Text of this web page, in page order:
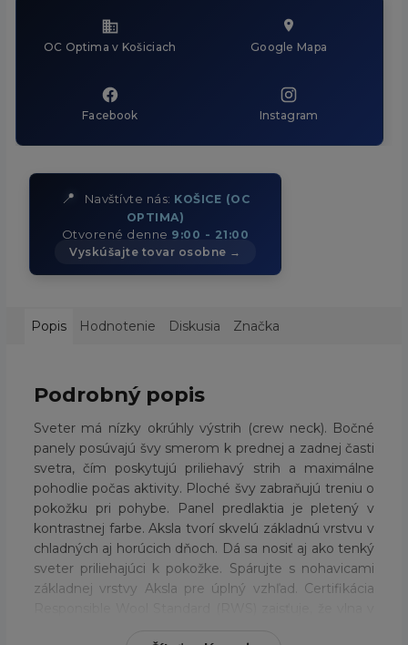
OC Optima v Košiciach Google Mapa
Facebook Instagram
📍 Navštívte nás: KOŠICE (OC
OPTIMA)
Otvorené denne 9:00 - 21:00
Vyskúšajte tovar osobne →
Popis Hodnotenie Diskusia Značka
Podrobný popis
Sveter má nízky okrúhly výstrih (crew neck). Bočné
panely posúvajú švy smerom k prednej a zadnej časti
svetra, čím poskytujú priliehavý strih a maximálne
pohodlie počas aktivity. Ploché švy zabraňujú treniu o
pokožku pri pohybe. Panel predlaktia je pletený v
kontrastnej farbe. Aksla tvorí skvelú základnú vrstvu v
chladných aj horúcich dňoch. Dá sa nosiť aj ako tenký
sveter priliehajúci k pokožke. Spárujte s nohavicami
základnej vrstvy Aksla pre úplný vzhľad. Certifikácia